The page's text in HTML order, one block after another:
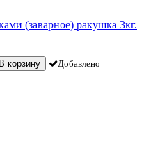
(заварное) ракушка 3кг.
корзину Добавлено